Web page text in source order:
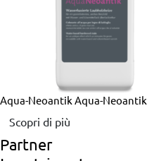
Aqua-Neoantik Aqua-Neoantik
Scopri di più
Partner